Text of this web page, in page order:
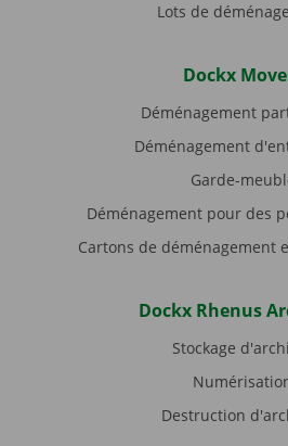
Lots de
Dockx
Déménagement
Déménagement
Garde-
Déménagement pour des
Cartons de déménagement
Dockx Rhenus
Stockage
Destruction